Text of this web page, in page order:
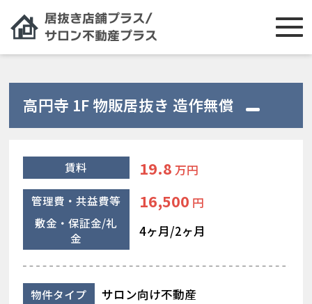
高円寺 1F 物販居抜き 造作無償
賃料 19.8 万円
管理費・共益費等 16,500 円
敷金・保証金/礼
金
4ヶ月/2ヶ月
物件タイプ サロン向け不動産